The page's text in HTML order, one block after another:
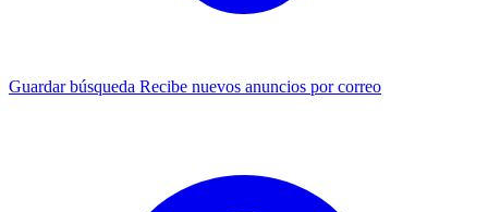
Guardar búsqueda Recibe nuevos anuncios por correo